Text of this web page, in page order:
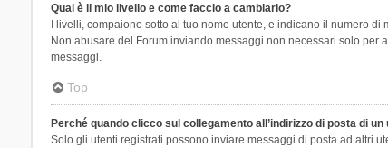
Qual è il mio livello e come faccio a cambiarlo?
I livelli, compaiono sotto al tuo nome utente, e indicano il numero
Non abusare del Forum inviando messaggi non necessari solo per
messaggi.
Top
Perché quando clicco sul collegamento all’indirizzo di posta di
Solo gli utenti registrati possono inviare messaggi di posta ad altri